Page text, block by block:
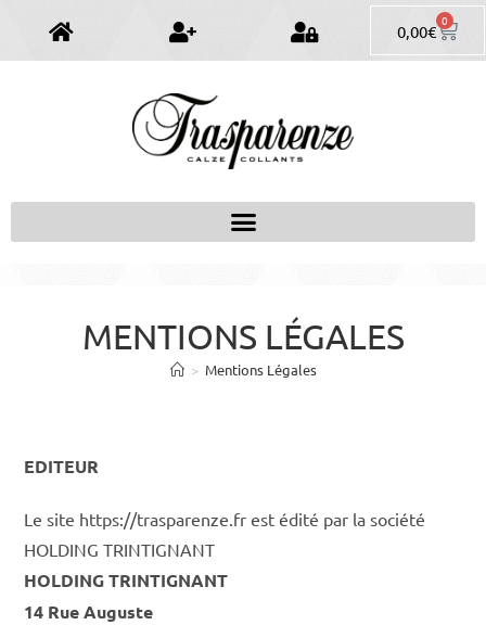
0,00€ 0
MENTIONS LÉGALES
> Mentions Légales
EDITEUR
Le site https://trasparenze.fr est édité par la société
HOLDING TRINTIGNANT
HOLDING TRINTIGNANT
14 Rue Auguste